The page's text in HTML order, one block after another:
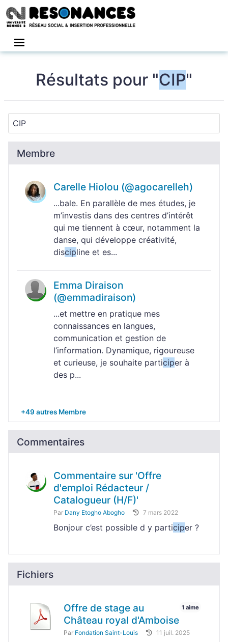
Résultats pour "CIP"
Membre
Carelle Hiolou (@agocarelleh)
...bale. En parallèle de mes études, je
m’investis dans des centres d’intérêt
qui me tiennent à cœur, notamment la
danse, qui développe créativité,
discipline et es...
Emma Diraison
(@emmadiraison)
...et mettre en pratique mes
connaissances en langues,
communication et gestion de
l’information. Dynamique, rigoureuse
et curieuse, je souhaite participer à
des p...
+49 autres Membre
Commentaires
Commentaire sur 'Offre
d'emploi Rédacteur /
Catalogueur (H/F)'
Par Dany Etogho Abogho 7 mars 2022
Bonjour c’est possible d y participer ?
Fichiers
1 aime
Offre de stage au
Château royal d'Amboise
Par Fondation Saint-Louis 11 juil. 2025